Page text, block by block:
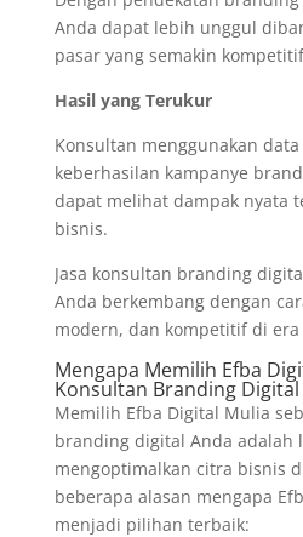
Anda dapat lebih unggul
pasar yang semakin
Hasil yang Terukur
Konsultan menggunakan
keberhasilan kampanye
dapat melihat dampak nyata
bisnis.
Jasa konsultan branding
Anda berkembang dengan
modern, dan kompetitif di
Mengapa Memilih Efba
Konsultan Branding Digital
Memilih Efba Digital Mulia
branding digital Anda adalah
mengoptimalkan citra bisnis
beberapa alasan mengapa
menjadi pilihan terbaik: